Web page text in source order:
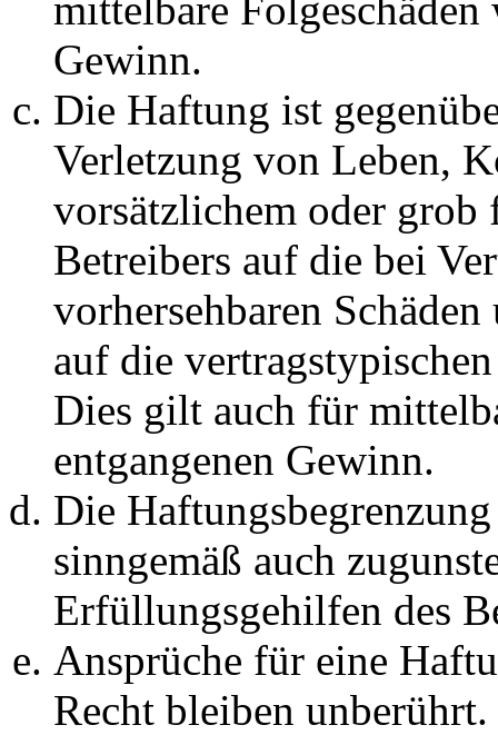
Gewinn.
Die Haftung ist
Verletzung von Leben,
vorsätzlichem oder grob
Betreibers auf die bei
vorhersehbaren
auf die
Dies gilt auch für
entgangenen Gewinn.
Die
sinngemäß auch
Erfüllungsgehilfen des
Ansprüche für eine
Recht bleiben unberührt.